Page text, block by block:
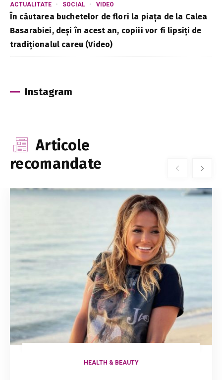
ACTUALITATE SOCIAL VIDEO
În căutarea buchetelor de flori la piața de la Calea
Basarabiei, deși în acest an, copiii vor fi lipsiți de
tradiționalul careu (Video)
Instagram
Articole
recomandate
HEALTH & BEAUTY